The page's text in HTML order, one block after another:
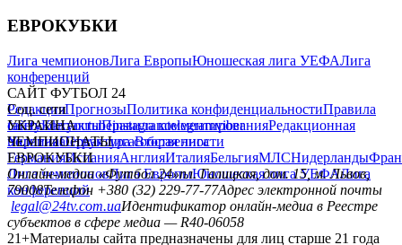
ЕВРОКУБКИ
Лига чемпионовЛига ЕвропыЮношеская лига УЕФАЛига
конференций
САЙТ ФУТБОЛ 24
РедакцияПрогнозыПолитика конфиденциальностиПравила
сайтуКонтактыПравила комментированияРедакционная
политикаСтруктура собственности
Соц. сети
facebookxyoutubeinstagramtelegramviber
УКРАИНА
УкраинаПервая лигаВторая лига
ЧЕМПИОНАТЫ
ГерманияИспанияАнглияИталияБельгияМЛСНидерланды
ЕВРОКУБКИ
Лига чемпионовЛига ЕвропыЮношеская лига УЕФАЛига
конференций
Онлайн-медиа «Футбол 24»пл. Галицкая, дом. 15, м. Львов,
79008Телефон +380 (32) 229-77-77Адрес электронной почты
legal@24tv.com.uaИдентификатор онлайн-медиа в Реестре
субъектов в сфере медиа — R40-06058
21+Материалы сайта предназначены для лиц старше 21 года